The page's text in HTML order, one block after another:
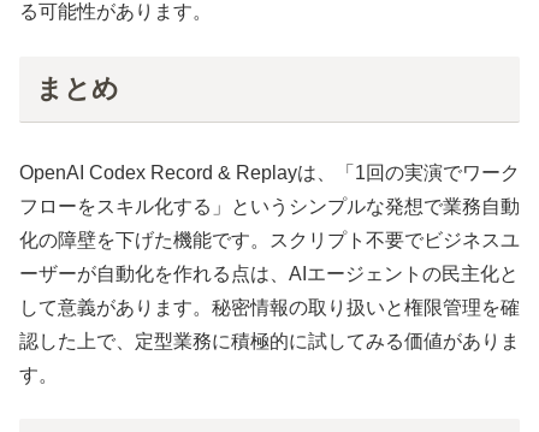
る可能性があります。
まとめ
OpenAI Codex Record & Replayは、「1回の実演でワーク
フローをスキル化する」というシンプルな発想で業務自動
化の障壁を下げた機能です。スクリプト不要でビジネスユ
ーザーが自動化を作れる点は、AIエージェントの民主化と
して意義があります。秘密情報の取り扱いと権限管理を確
認した上で、定型業務に積極的に試してみる価値がありま
す。